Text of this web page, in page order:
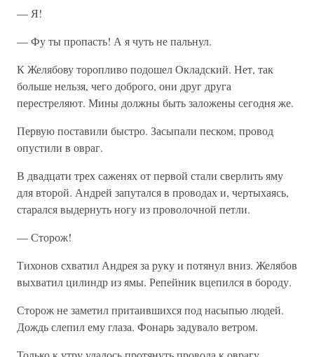
— Я!
— Фу ты пропасть! А я чуть не пальнул.
К Желябову торопливо подошел Окладский. Нет, так
больше нельзя, чего доброго, они друг друга
перестреляют. Мины должны быть заложены сегодня же.
Первую поставили быстро. Засыпали песком, провод
опустили в овраг.
В двадцати трех саженях от первой стали сверлить яму
для второй. Андрей запутался в проводах и, чертыхаясь,
старался выдернуть ногу из проволочной петли.
— Сторож!
Тихонов схватил Андрея за руку и потянул вниз. Желябов
выхватил цилиндр из ямы. Репейник вцепился в бороду.
Сторож не заметил притаившихся под насыпью людей.
Дождь слепил ему глаза. Фонарь задувало ветром.